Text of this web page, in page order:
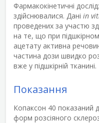
Фармакокінетичні
здійснювалися. Дані in
проведених за участю
на те, що при
ацетату активна
частина дози швидко
вже у підшкірній тканині.
Показання
Копаксон 40 показаний
форм розсіяного